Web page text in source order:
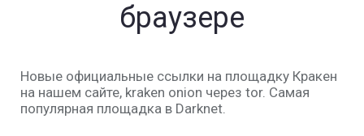
браузере
Новые официальные ссылки на площадку Кракен
на нашем сайте, kraken onion через tor. Самая
популярная площадка в Darknet.